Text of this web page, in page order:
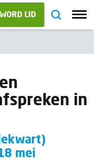
WORD LID
in
mei